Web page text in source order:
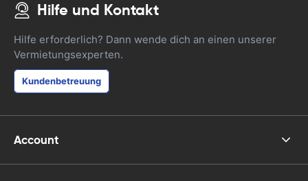
Hilfe und Kontakt
Hilfe erforderlich? Dann wende dich an einen unserer
Vermietungsexperten.
Kundenbetreuung
Account